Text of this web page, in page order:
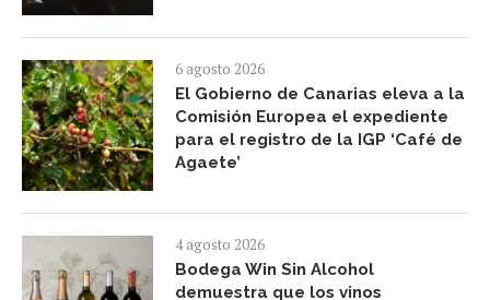
6 agosto 2026
El Gobierno de Canarias eleva a la
Comisión Europea el expediente
para el registro de la IGP ‘Café de
Agaete’
4 agosto 2026
Bodega Win Sin Alcohol
demuestra que los vinos